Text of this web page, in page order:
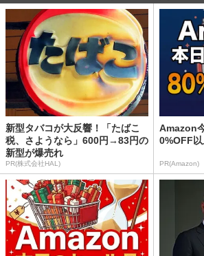
新型タバコが大反響！「たばこ
税、さようなら」600円→83円の
新型が爆売れ
PR(株式会社HAL)
Amazon
0%OFF
PR(Amazon)